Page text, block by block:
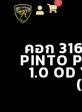
0
คอก
PINTO
1.0